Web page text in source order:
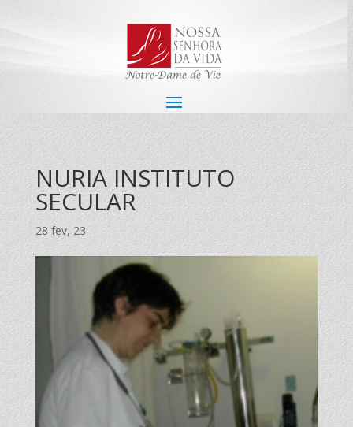
NURIA INSTITUTO
SECULAR
28 fev, 23